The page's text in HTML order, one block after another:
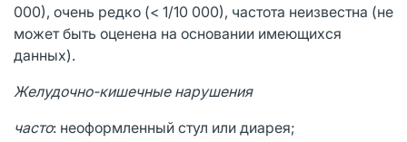
000), очень редко (< 1/10 000), частота неизвестна (не
может быть оценена на основании имеющихся
данных).
Желудочно-кишечные нарушения
часто: неоформленный стул или диарея;